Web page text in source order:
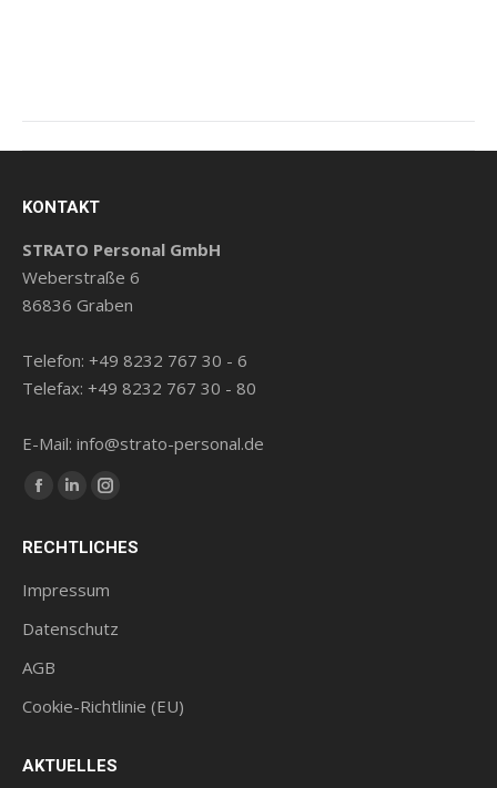
Beitragsnavigation
KONTAKT
STRATO Personal GmbH
Weberstraße 6
86836 Graben
Telefon: +49 8232 767 30 - 6
Telefax: +49 8232 767 30 - 80
E-Mail: info@strato-personal.de
Finde uns auf:
Facebook
wird
in
neuen
Fenster
geöffnet
LinkedIn
wird
in
neuen
geöffnet
Instagram
wird
in
neuen
geöffnet
RECHTLICHES
Impressum
Datenschutz
AGB
Cookie-Richtlinie (EU)
AKTUELLES